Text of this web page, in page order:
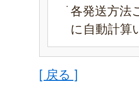
各発送方法
に自動計算
[ 戻る ]